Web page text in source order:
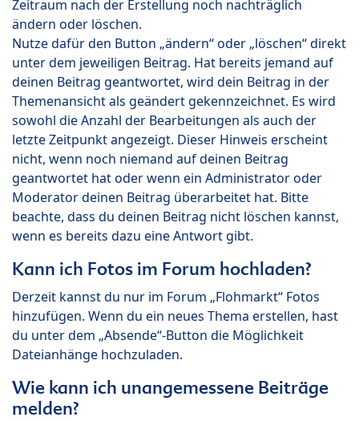
Zeitraum nach der Erstellung noch nachträglich
ändern oder löschen.
Nutze dafür den Button „ändern“ oder „löschen“ direkt
unter dem jeweiligen Beitrag. Hat bereits jemand auf
deinen Beitrag geantwortet, wird dein Beitrag in der
Themenansicht als geändert gekennzeichnet. Es wird
sowohl die Anzahl der Bearbeitungen als auch der
letzte Zeitpunkt angezeigt. Dieser Hinweis erscheint
nicht, wenn noch niemand auf deinen Beitrag
geantwortet hat oder wenn ein Administrator oder
Moderator deinen Beitrag überarbeitet hat. Bitte
beachte, dass du deinen Beitrag nicht löschen kannst,
wenn es bereits dazu eine Antwort gibt.
Kann ich Fotos im Forum hochladen?
Derzeit kannst du nur im Forum „Flohmarkt“ Fotos
hinzufügen. Wenn du ein neues Thema erstellen, hast
du unter dem „Absende“-Button die Möglichkeit
Dateianhänge hochzuladen.
Wie kann ich unangemessene Beiträge
melden?